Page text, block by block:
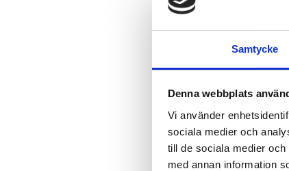
Samtycke
Denna webbplats
Vi använder
sociala medier och
till de sociala medier
med annan information
för
Rakt